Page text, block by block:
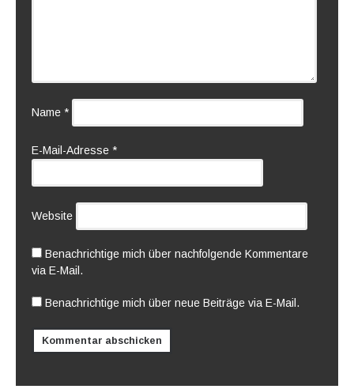
Name *
E-Mail-Adresse *
Website
Benachrichtige mich über nachfolgende Kommentare
via E-Mail.
Benachrichtige mich über neue Beiträge via E-Mail.